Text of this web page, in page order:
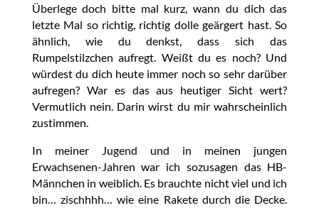
Überlege doch bitte mal kurz, wann du dich das
letzte Mal so richtig, richtig dolle geärgert hast. So
ähnlich, wie du denkst, dass sich das
Rumpelstilzchen aufregt. Weißt du es noch? Und
würdest du dich heute immer noch so sehr darüber
aufregen? War es das aus heutiger Sicht wert?
Vermutlich nein. Darin wirst du mir wahrscheinlich
zustimmen.
In meiner Jugend und in meinen jungen
Erwachsenen-Jahren war ich sozusagen das HB-
Männchen in weiblich. Es brauchte nicht viel und ich
bin… zischhhh… wie eine Rakete durch die Decke.